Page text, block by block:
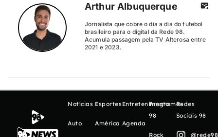
Arthur Albuquerque
Jornalista que cobre o dia a dia do futebol
brasileiro para o digital da Rede 98.
Acumula passagem pela TV Alterosa entre
2021 e 2023.
Notícias
Auto
Esportes
América
Entretenimento
Agenda
Programas
98
Rock
Redes
Sociais 98